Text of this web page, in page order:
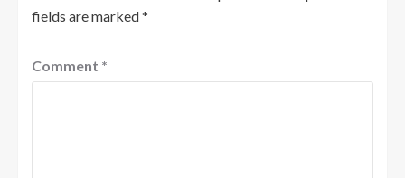
fields are marked*
Comment *